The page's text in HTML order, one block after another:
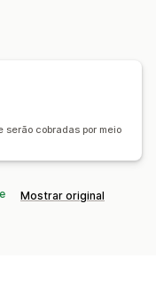
cobradas por meio
Mostrar original